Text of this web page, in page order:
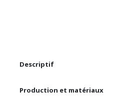
Descriptif
Production et matériaux